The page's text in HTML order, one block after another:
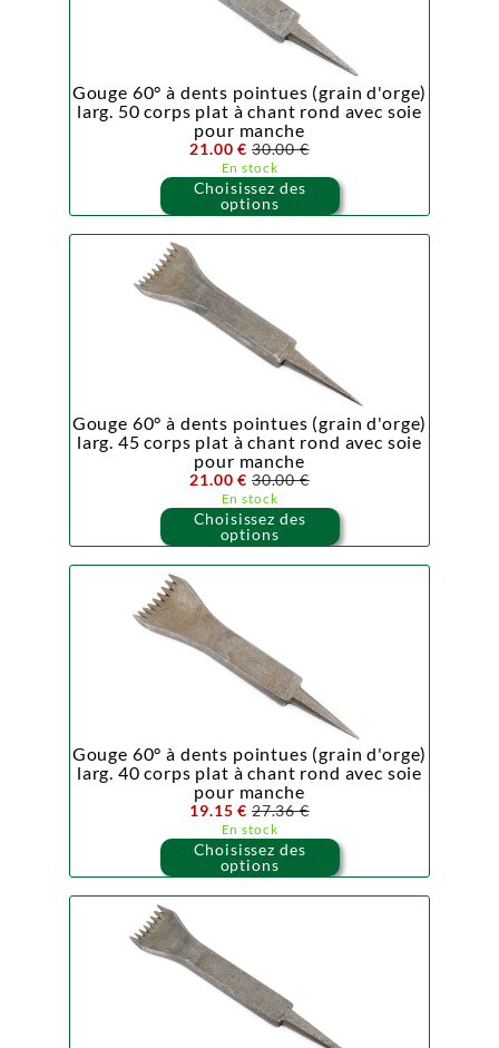
Gouge 60° à dents pointues (grain d'orge)
larg. 50 corps plat à chant rond avec soie
pour manche
21.00 € 30.00 €
En stock
Choisissez des
options
Gouge 60° à dents pointues (grain d'orge)
larg. 45 corps plat à chant rond avec soie
pour manche
21.00 € 30.00 €
En stock
Choisissez des
options
Gouge 60° à dents pointues (grain d'orge)
larg. 40 corps plat à chant rond avec soie
pour manche
19.15 € 27.36 €
En stock
Choisissez des
options